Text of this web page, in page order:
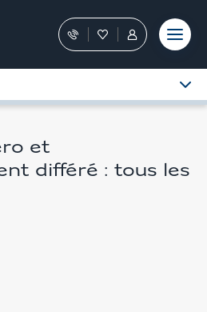
Nos
conseillers
vous
dans
FavorisTous
les
services
dans
et
différé : tous les